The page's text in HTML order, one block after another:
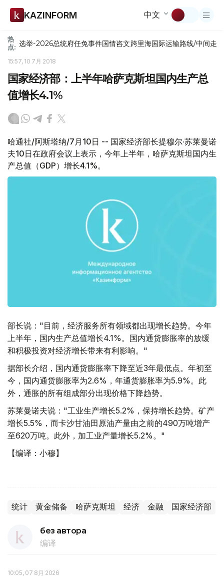
KAZINFORM 中文
热
点: 选举-2026总统府任免事件国情咨文跨里海国际运输路线/中间走廊
15:57, 10 7月 2018
国家经济部：上半年哈萨克斯坦国内生产总
值增长4.1%
哈通社/阿斯塔纳/7月10日 -- 国家经济部长提穆尔·苏莱曼诺
夫10日在政府会议上表示，今年上半年，哈萨克斯坦国内生
产总值（GDP）增长4.1%。
部长说："目前，经济服务所有领域都出现增长趋势。今年
上半年，国内生产总值增长4.1%。国内通货膨胀率的放缓
和积极投资对经济增长带来有利影响。"
据部长介绍，国内通货膨胀率下降至近3年最低点。年初至
今，国内通货膨胀率为2.6%，年通货膨胀率为5.9%。此
外，通胀的所有组成部分出现价格下降趋势。
苏莱曼诺夫说："工业生产增长5.2%，保持增长趋势。矿产
增长5.5%，而卡沙甘油田原油产量由之前的490万吨增产
至620万吨。此外，加工业产量增长5.2%。"
【编译：小穆】
统计 黄金储备 哈萨克斯坦 经济 金融 国家经济部
без автора
编译
10:05, 07 8月 2026